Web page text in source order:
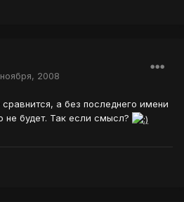
2008
а без последнего имени
не будет. Так если смысл?